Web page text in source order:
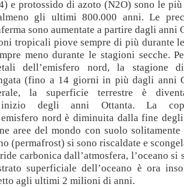
e protossido di azoto (N2O) sono le
gli ultimi 800.000 anni. Le
sono aumentate a partire dagli anni
tropicali piove sempre di più durante
meno durante le stagioni secche.
dell’emisfero nord, la stagione
(fino a 14 giorni in più dagli anni
la superficie terrestre è
degli anni Ottanta. La
nord è diminuita dalla fine
aree del mondo con suolo
(permafrost) si sono riscaldate e
carbonica dall’atmosfera, l’oceano si
superficiale dell’oceano è ora
agli ultimi 2 milioni di anni.